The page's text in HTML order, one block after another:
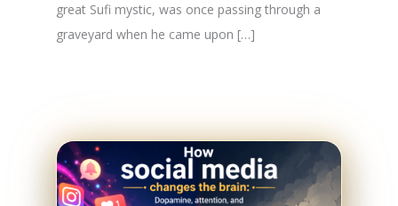
great Sufi mystic, was once passing through a
graveyard when he came upon […]